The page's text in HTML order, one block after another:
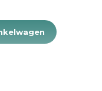
quantity